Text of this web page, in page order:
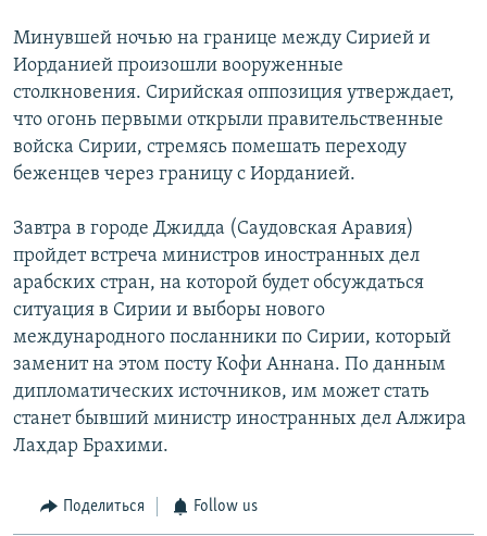
Минувшей ночью на границе между Сирией и
Иорданией произошли вооруженные
столкновения. Сирийская оппозиция утверждает,
что огонь первыми открыли правительственные
войска Сирии, стремясь помешать переходу
беженцев через границу с Иорданией.
Завтра в городе Джидда (Саудовская Аравия)
пройдет встреча министров иностранных дел
арабских стран, на которой будет обсуждаться
ситуация в Сирии и выборы нового
международного посланники по Сирии, который
заменит на этом посту Кофи Аннана. По данным
дипломатических источников, им может стать
станет бывший министр иностранных дел Алжира
Лахдар Брахими.
Поделиться Follow us